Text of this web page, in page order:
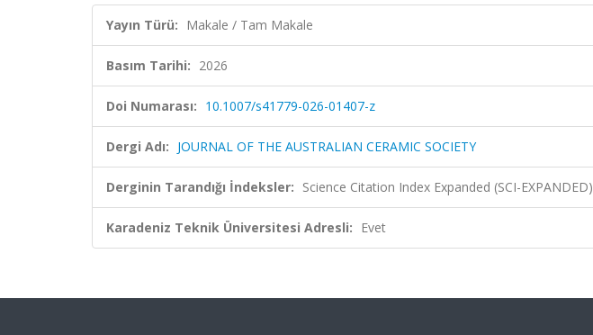
Yayın Türü: Makale / Tam Makale
Basım Tarihi: 2026
Doi Numarası: 10.1007/s41779-026-01407-z
Dergi Adı: JOURNAL OF THE AUSTRALIAN CERAMIC SOCIETY
Derginin Tarandığı İndeksler: Science Citation Index Expanded (SCI-EXPANDED)
Karadeniz Teknik Üniversitesi Adresli: Evet